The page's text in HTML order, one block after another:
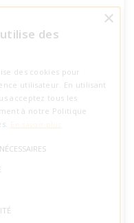
×
des
des cookies pour
utilisateur. En utilisant
acceptez tous les
à notre Politique
En savoir plus